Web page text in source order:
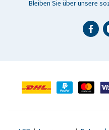
Bleiben Sie über unsere